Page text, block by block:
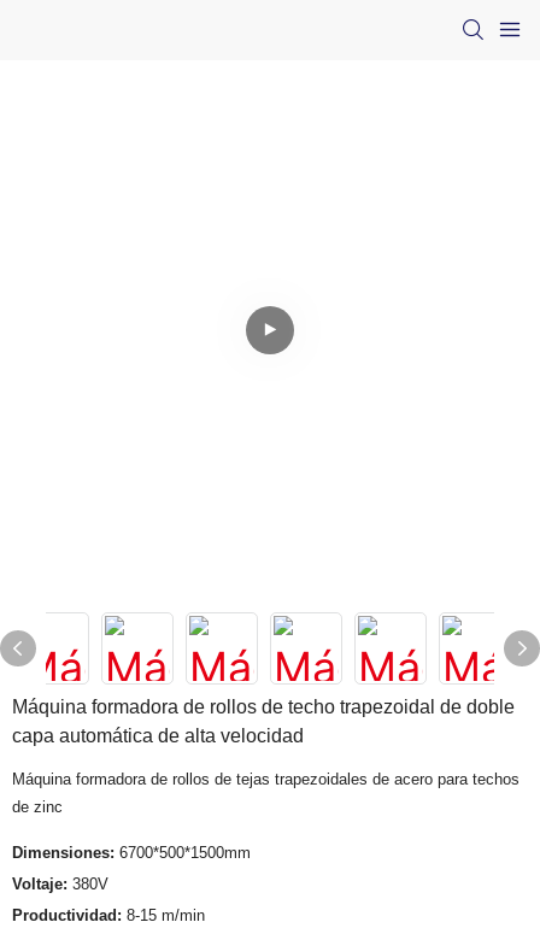
Máquina formadora de rollos de techo trapezoidal de doble
capa automática de alta velocidad
Máquina formadora de rollos de tejas trapezoidales de acero para techos
de zinc
Dimensiones: 6700*500*1500mm
Voltaje: 380V
Productividad: 8-15 m/min